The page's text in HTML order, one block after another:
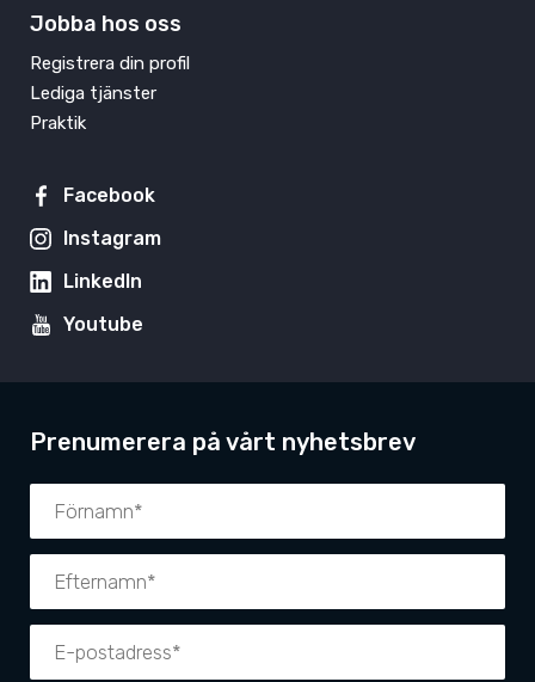
Jobba hos oss
Registrera din profil
Lediga tjänster
Praktik
Facebook
Instagram
LinkedIn
Youtube
Prenumerera på vårt nyhetsbrev